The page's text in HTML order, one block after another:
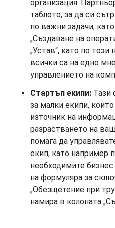
организация.
таблото, за да си
по важни задачи,
„Създаване на
„Устав“, като по този
всички са на едно
управлението на
Стартъп екипи: Тази
за малки екипи,
източник на
разрастването на
помага да
екип, като например
необходимите
на формуляра за
„Обезщетение при
намира в колоната